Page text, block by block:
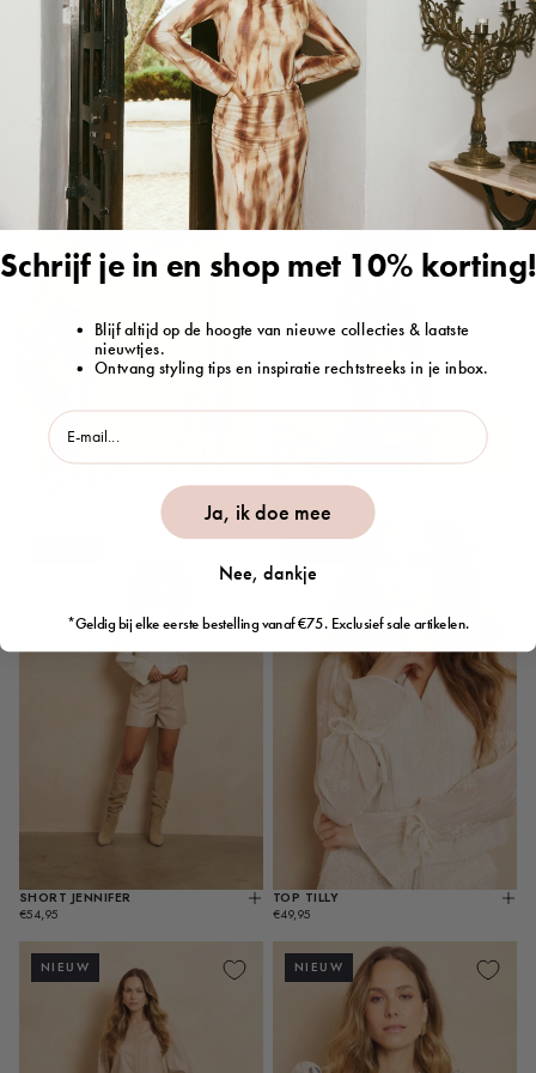
TOP SUZANNE KIES
OPTIES
ROK ROSANNE KIES
REGULIERE
PRIJS
€49,95
NIEUW
KIES
NIEUW
PRIJS
SHORT JENNIFER KIES
OPTIES
REGULIERE
€54,95
TOP TILLY KIES
REGULIERE
€49,95
NIEUW NIEUW
Schrijf je in en shop met 10% korting!
Blijf altijd op de hoogte van nieuwe collecties & laatste
nieuwtjes.
Ontvang styling tips en inspiratie rechtstreeks in je inbox.
email
Ja, ik doe mee
Nee, dankje
*Geldig bij elke eerste bestelling vanaf €75. Exclusief sale artikelen.